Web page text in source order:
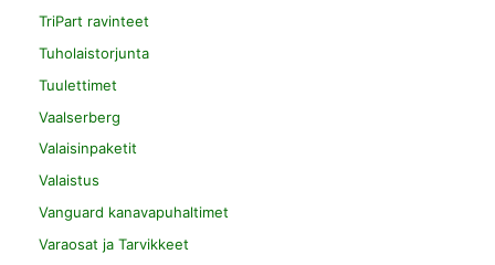
TriPart ravinteet
Tuholaistorjunta
Tuulettimet
Vaalserberg
Valaisinpaketit
Valaistus
Vanguard kanavapuhaltimet
Varaosat ja Tarvikkeet